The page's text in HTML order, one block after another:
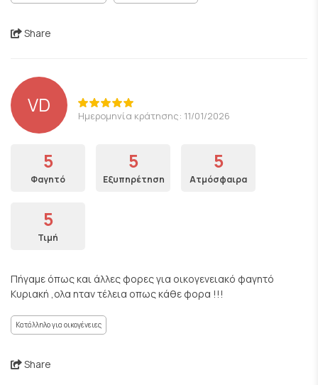
Share
VD Ημερομηνία κράτησης: 11/01/2026
5
Φαγητό
5
Εξυπηρέτηση
5
Ατμόσφαιρα
5
Τιμή
Πήγαμε όπως και άλλες φορες για οικογενειακό φαγητό
Κυριακή ,ολα ηταν τέλεια οπως κάθε φορα !!!
Κατάλληλο για οικογένειες
Share